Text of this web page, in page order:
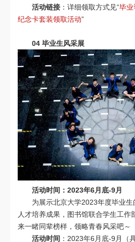
活动链接 ：详细领取方式见“毕业
纪念卡套装领取活动”
04 毕业生风采展
活动时间：2023年6月底-9月
为展示北京大学2023年度毕业
人才培养成果，图书馆联合学生工作
来一睹同辈榜样，领略青春风采吧～
活动时间 ：2023年6月底-9月（